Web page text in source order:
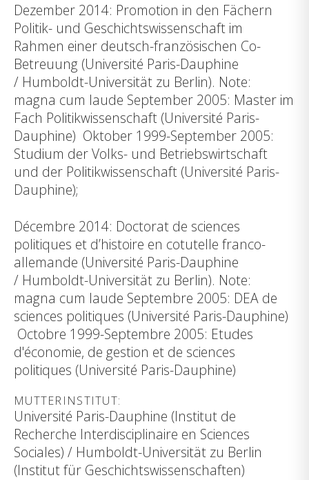
Dezember 2014: Promotion in den Fächern
Politik- und Geschichtswissenschaft im
Rahmen einer deutsch-französischen Co-
Betreuung (Université Paris-Dauphine
/ Humboldt-Universität zu Berlin). Note:
magna cum laude September 2005: Master im
Fach Politikwissenschaft (Université Paris-
Dauphine) Oktober 1999-September 2005:
Studium der Volks- und Betriebswirtschaft
und der Politikwissenschaft (Université Paris-
Dauphine);
Décembre 2014: Doctorat de sciences
politiques et d’histoire en cotutelle franco-
allemande (Université Paris-Dauphine
/ Humboldt-Universität zu Berlin). Note:
magna cum laude Septembre 2005: DEA de
sciences politiques (Université Paris-Dauphine)
Octobre 1999-Septembre 2005: Etudes
d'économie, de gestion et de sciences
politiques (Université Paris-Dauphine)
MUTTERINSTITUT:
Université Paris-Dauphine (Institut de
Recherche Interdisciplinaire en Sciences
Sociales) / Humboldt-Universität zu Berlin
(Institut für Geschichtswissenschaften)